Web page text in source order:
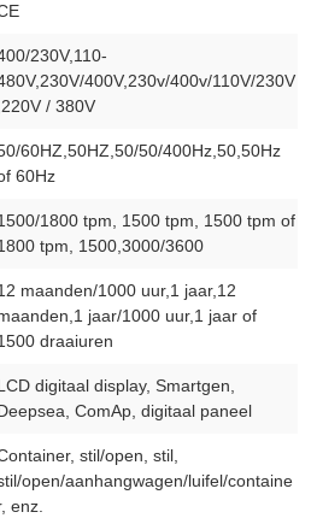
230V,110-
400V,230v/400v/110V/230V
,220V / 380V
60HZ,50HZ,50/50/400Hz,50,50Hz
60Hz
1800 tpm, 1500 tpm, 1500 tpm of
tpm, 1500,3000/3600
maanden/1000 uur,1 jaar,12
jaar/1000 uur,1 jaar of
draaiuren
digitaal display, Smartgen,
ComAp, digitaal paneel
stil/open, stil,
open/aanhangwagen/luifel/containe
enz.